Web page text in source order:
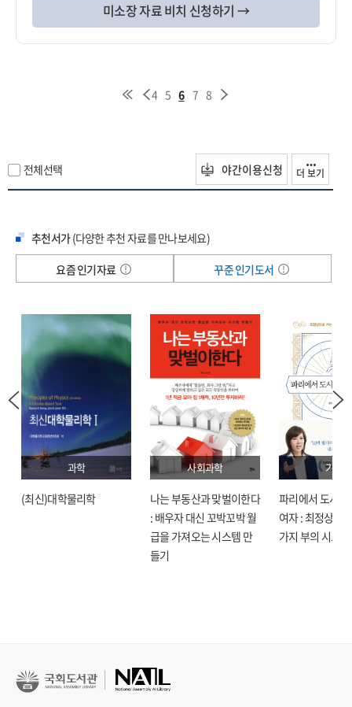
미소장 자료 비치 신청하기 →
4 5 6 7 8
전체선택 야간이용신청 더 보기
추천서가(다양한 추천 자료를 만나보세요)
요즘 인기자료
꾸준 인기도서
과학
(최신)대학물리학
사회과학
나는 부동산과 맞벌이한다
: 배우자 대신 꼬박꼬박 월
급을 가져오는 시스템 만
들기
기술
파리에서 도시락
여자 : 최정상으
가지 부의 시크릿